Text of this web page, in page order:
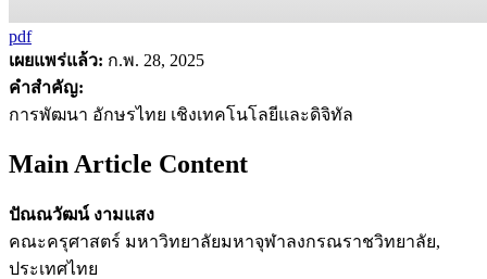
pdf
เผยแพร่แล้ว: ก.พ. 28, 2025
คำสำคัญ:
การพัฒนา อักษรไทย เชิงเทคโนโลยีและดิจิทัล
Main Article Content
ปัณณวัฒน์ งามแสง
คณะครุศาสตร์ มหาวิทยาลัยมหาจุฬาลงกรณราชวิทยาลัย,
ประเทศไทย